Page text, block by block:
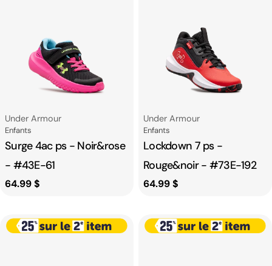
Fournisseur:
Under Armour
Catégorie
Enfants
Surge 4ac ps - Noir&rose
- #43E-61
Prix
64.99 $
Fournisseur:
Under Armour
Catégorie
Enfants
Lockdown 7 ps -
Rouge&noir - #73E-192
Prix
64.99 $